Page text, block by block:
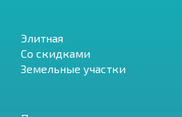
Элитная
Со скидками
Земельные участки